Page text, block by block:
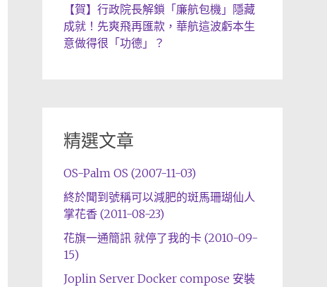
【賀】行政院長解鎖「廉航包機」隱藏
成就！先爽飛再匯款，華航這波虧本生
意做得很「功德」？
精選文章
OS-Palm OS (2007-11-03)
終於聞到號稱可以減肥的斑馬珊瑚仙人
掌花香 (2011-08-23)
花旗一通簡訊 就停了我的卡 (2010-09-
15)
Joplin Server Docker compose 安裝